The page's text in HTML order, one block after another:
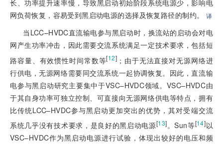
长、功率提升速率慢，导致黑启动初始阶段系统电源少，影响电
网负荷恢复，容易受到黑启动电源的选择及恢复路径的制约。
译
当LCC–HVDC直流输电参与黑启动时，换流站的启动会对电
网产生功率冲击，因此需要交流系统满足一定技术要求，包括短
路容量、有效惯性时间常数等[12] ；由于无法直接对无源网络进
行供电，无源网络需要同交流系统一起协调恢复。因此，直流输
电参与黑启动研究主要集中于VSC–HVDC领域。VSC–HVDC由
于其自身功率可独立控制、可直接向无源网络供电等特点，拥有
比传统LCC–HVDC参与黑启动更加突出的优势，其对受端交流
系统几乎没有技术要求，是良好的黑启动电源[13]。Sun等[14]以
VSC–HVDC作为黑启动电源进行试验，体现出较好的电压和频